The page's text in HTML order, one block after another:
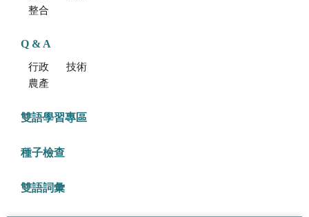
整合型植物種苗檢測服務多元平台
Q & A
行政方面
技術方面
農產品食安專區
雙語學習專區
種子檢查
雙語詞彙